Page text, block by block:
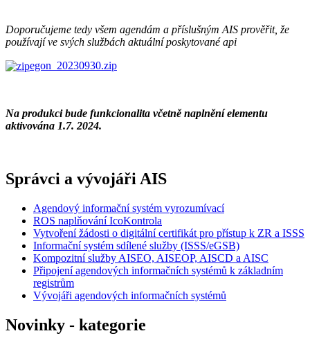
Doporučujeme tedy všem agendám a příslušným AIS prověřit, že
používají ve svých službách aktuální poskytované api
egon_20230930.zip
Na produkci bude funkcionalita včetně naplnění elementu
aktivována 1.7. 2024.
Správci a vývojáři AIS
Agendový informační systém vyrozumívací
ROS naplňování IcoKontrola
Vytvoření žádosti o digitální certifikát pro přístup k ZR a ISSS
Informační systém sdílené služby (ISSS/eGSB)
Kompozitní služby AISEO, AISEOP, AISCD a AISC
Připojení agendových informačních systémů k základním
registrům
Vývojáři agendových informačních systémů
Novinky - kategorie